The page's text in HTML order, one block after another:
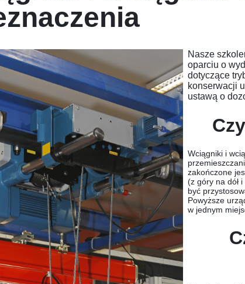
Nasze
oparciu o
dotyczące
konserwacji
ustawą o
Wciągniki i
zakończone
(z góry na dół
być
Powyższe
w jednym